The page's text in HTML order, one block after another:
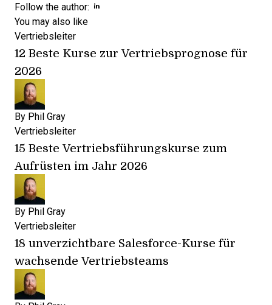
Follow the author: Opens new window
You may also like
Vertriebsleiter
12 Beste Kurse zur Vertriebsprognose für
2026
By Phil Gray
Vertriebsleiter
15 Beste Vertriebsführungskurse zum
Aufrüsten im Jahr 2026
By Phil Gray
Vertriebsleiter
18 unverzichtbare Salesforce-Kurse für
wachsende Vertriebsteams